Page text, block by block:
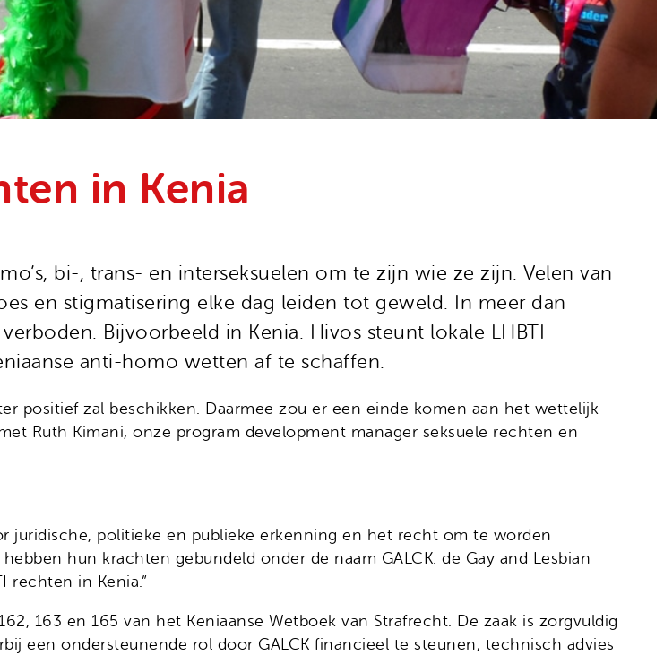
in Kenia
bi-, trans- en interseksuelen om te zijn wie ze zijn. Velen van
en stigmatisering elke dag leiden tot geweld. In meer dan
Bijvoorbeeld in Kenia. Hivos steunt lokale LHBTI
anti-homo wetten af te schaffen.
positief zal beschikken. Daarmee zou er een einde komen aan het wettelijk
Ruth Kimani, onze program development manager seksuele rechten en
juridische, politieke en publieke erkenning en het recht om te worden
hun krachten gebundeld onder de naam GALCK: de Gay and Lesbian
rechten in Kenia.”
163 en 165 van het Keniaanse Wetboek van Strafrecht. De zaak is zorgvuldig
een ondersteunende rol door GALCK financieel te steunen, technisch advies